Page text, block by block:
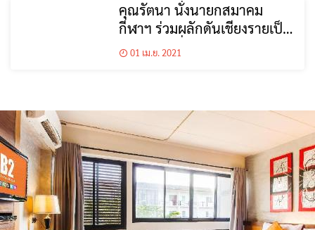
คุณรัตนา นั่งนายกสมาคม
กีฬาฯ ร่วมผลักดันเชียงรายเป็น
เมืองท่องเที่ยวและกีฬา
01 เม.ย. 2021